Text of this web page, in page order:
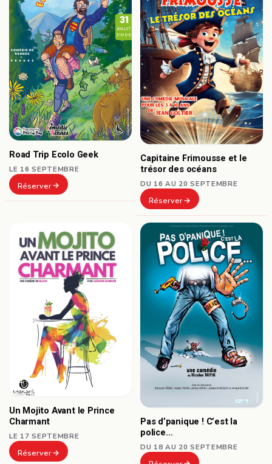
Road Trip Ecolo Geek
LE 16 SEPTEMBRE
Réserver
Capitaine Frimousse et le
trésor des océans
DU 16 AU 20 SEPTEMBRE
Réserver
Un Mojito Avant le Prince
Charmant
LE 17 SEPTEMBRE
Réserver
Pas d’panique ! C’est la
police…
DU 18 AU 20 SEPTEMBRE